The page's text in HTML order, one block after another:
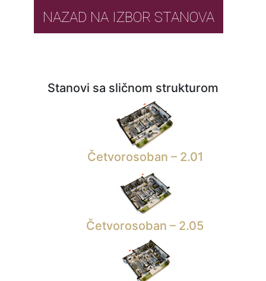
NAZAD NA IZBOR STANOVA
Stanovi sa sličnom strukturom
Četvorosoban – 2.01
Četvorosoban – 2.05